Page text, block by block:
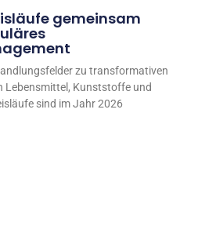
gemeinsam
zu transformativen
Lebensmittel, Kunststoffe und
sind im Jahr 2026